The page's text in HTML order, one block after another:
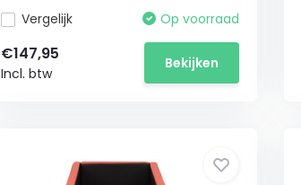
Vergelijk Op voorraad
€147,95
Incl. btw
Bekijken